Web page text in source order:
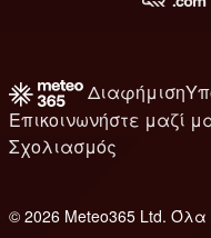
Διαφήμιση
Επικοινωνήστε μαζί
Σχολιασμός
© 2026 Meteo365 Ltd.